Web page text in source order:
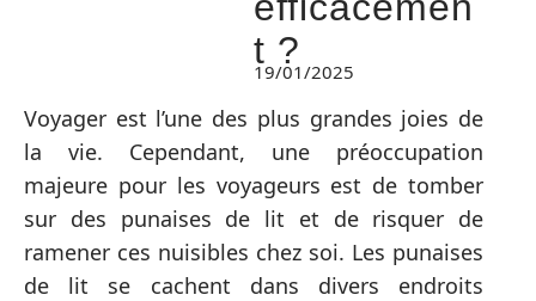
t ?
19/01/2025
Voyager est l’une des plus grandes joies de
la vie. Cependant, une préoccupation
majeure pour les voyageurs est de tomber
sur des punaises de lit et de risquer de
ramener ces nuisibles chez soi. Les punaises
de lit se cachent dans divers endroits